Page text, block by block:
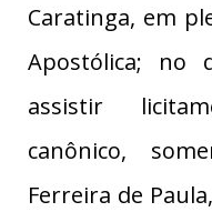
Caratinga, em
Apostólica; no
assistir
canônico,
Ferreira de